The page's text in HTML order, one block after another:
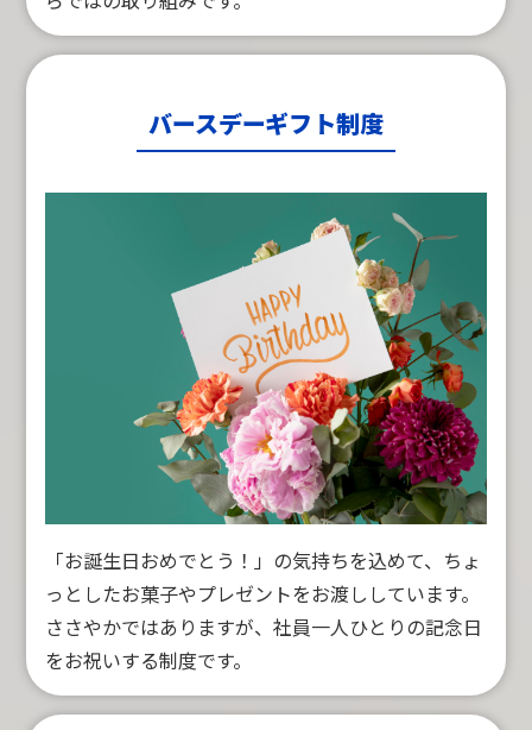
バースデーギフト制度
「お誕生日おめでとう！」の気持ちを込めて、ちょ
っとしたお菓子やプレゼントをお渡ししています。
ささやかではありますが、社員一人ひとりの記念日
をお祝いする制度です。